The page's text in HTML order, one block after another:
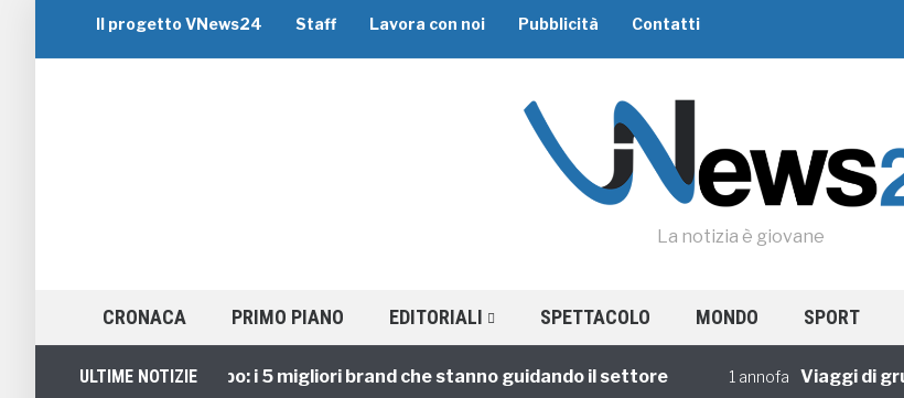
Il progetto VNews24 Staff Lavora con noi Pubblicità Contatti
La notizia è giovane
CRONACA PRIMO PIANO EDITORIALI SPETTACOLO MONDO SPORT
ULTIME NOTIZIE
Viaggi di Gruppo: i 5 migliori brand che stanno guidando il settore 1 annofa Viaggi di gruppo: